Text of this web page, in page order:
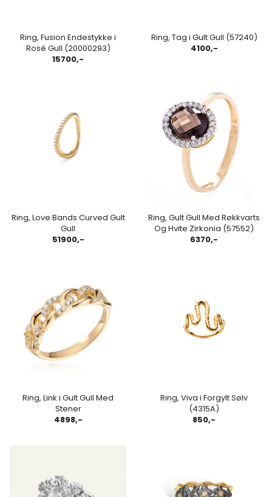
Ring, Fusion Endestykke i
Rosé Gull (20000293)
15700,-
Ring, Tag i Gult Gull (57240)
4100,-
Ring, Love Bands Curved Gult
Gull
51900,-
Ring, Gult Gull Med Røkkvarts
Og Hvite Zirkonia (57552)
6370,-
Ring, Link i Gult Gull Med
Stener
4898,-
Ring, Viva i Forgylt Sølv
(4315A)
850,-